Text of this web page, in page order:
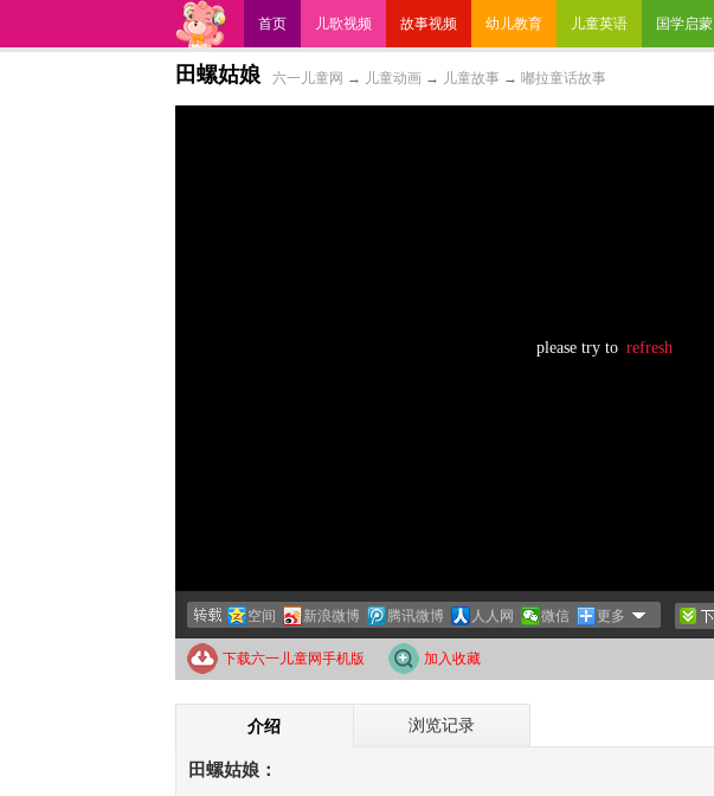
首页 儿歌视频 故事视频 幼儿教育 儿童英语 国学启蒙
田螺姑娘 六一儿童网 → 儿童动画 → 儿童故事 → 嘟拉童话故事
please try to refresh
空间 新浪微博 腾讯微博 人人网 微信 更多
下载六一儿童网手机版 加入收藏
介绍 浏览记录
田螺姑娘：